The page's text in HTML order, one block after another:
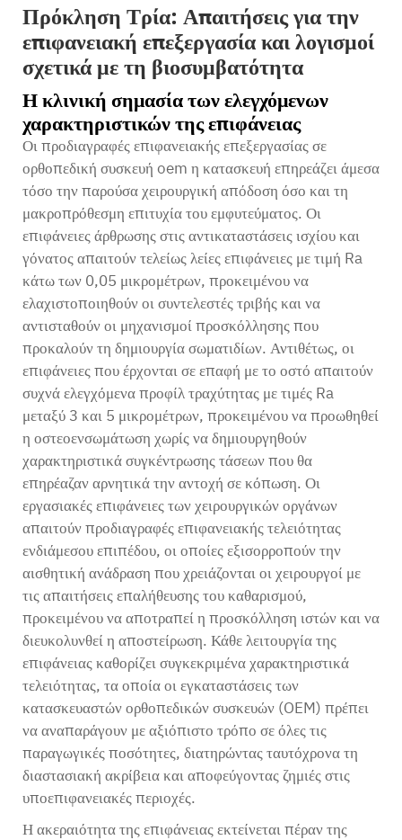
Πρόκληση Τρία: Απαιτήσεις για την
επιφανειακή επεξεργασία και λογισμοί
σχετικά με τη βιοσυμβατότητα
Η κλινική σημασία των ελεγχόμενων
χαρακτηριστικών της επιφάνειας
Οι προδιαγραφές επιφανειακής επεξεργασίας σε
ορθοπεδική συσκευή oem η κατασκευή επηρεάζει άμεσα
τόσο την παρούσα χειρουργική απόδοση όσο και τη
μακροπρόθεσμη επιτυχία του εμφυτεύματος. Οι
επιφάνειες άρθρωσης στις αντικαταστάσεις ισχίου και
γόνατος απαιτούν τελείως λείες επιφάνειες με τιμή Ra
κάτω των 0,05 μικρομέτρων, προκειμένου να
ελαχιστοποιηθούν οι συντελεστές τριβής και να
αντισταθούν οι μηχανισμοί προσκόλλησης που
προκαλούν τη δημιουργία σωματιδίων. Αντιθέτως, οι
επιφάνειες που έρχονται σε επαφή με το οστό απαιτούν
συχνά ελεγχόμενα προφίλ τραχύτητας με τιμές Ra
μεταξύ 3 και 5 μικρομέτρων, προκειμένου να προωθηθεί
η οστεοενσωμάτωση χωρίς να δημιουργηθούν
χαρακτηριστικά συγκέντρωσης τάσεων που θα
επηρέαζαν αρνητικά την αντοχή σε κόπωση. Οι
εργασιακές επιφάνειες των χειρουργικών οργάνων
απαιτούν προδιαγραφές επιφανειακής τελειότητας
ενδιάμεσου επιπέδου, οι οποίες εξισορροπούν την
αισθητική ανάδραση που χρειάζονται οι χειρουργοί με
τις απαιτήσεις επαλήθευσης του καθαρισμού,
προκειμένου να αποτραπεί η προσκόλληση ιστών και να
διευκολυνθεί η αποστείρωση. Κάθε λειτουργία της
επιφάνειας καθορίζει συγκεκριμένα χαρακτηριστικά
τελειότητας, τα οποία οι εγκαταστάσεις των
κατασκευαστών ορθοπεδικών συσκευών (OEM) πρέπει
να αναπαράγουν με αξιόπιστο τρόπο σε όλες τις
παραγωγικές ποσότητες, διατηρώντας ταυτόχρονα τη
διαστασιακή ακρίβεια και αποφεύγοντας ζημιές στις
υποεπιφανειακές περιοχές.
Η ακεραιότητα της επιφάνειας εκτείνεται πέραν της